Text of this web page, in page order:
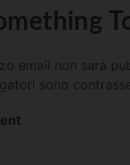
email non sarà
sono